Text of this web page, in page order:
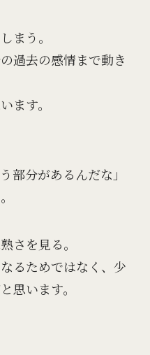
まう。
過去の感情まで動き
ます。
部分があるんだな」
さを見る。
るためではなく、少
思います。